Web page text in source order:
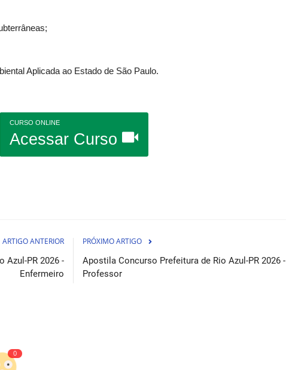
Aplicada ao Estado de São Paulo.
CURSO ONLINE
Acessar Curso
ARTIGO ANTERIOR
Azul-PR 2026 -
Enfermeiro
PRÓXIMO ARTIGO
Apostila Concurso Prefeitura de Rio Azul-PR 2026 -
Professor
0